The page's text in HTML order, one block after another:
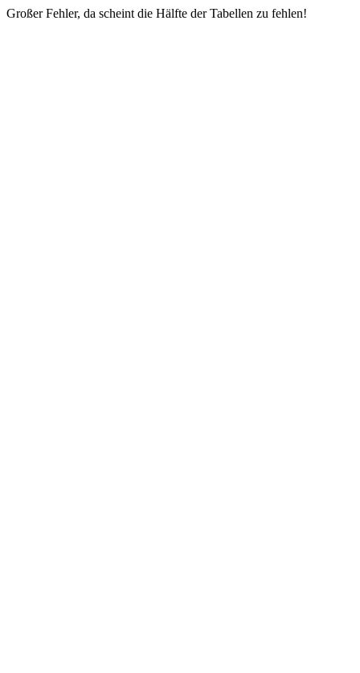
Großer Fehler, da scheint die Hälfte der Tabellen zu fehlen!